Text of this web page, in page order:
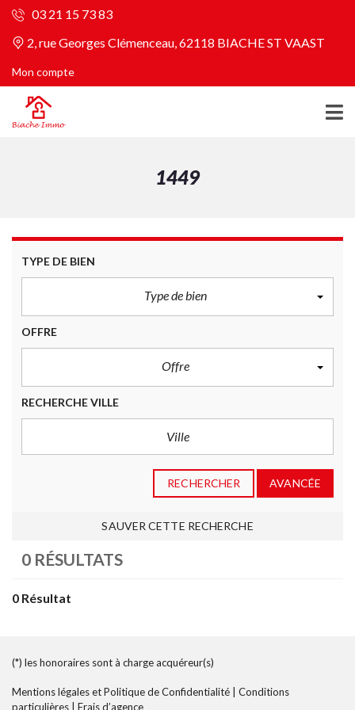
03 21 15 73 83
2, rue Georges Clémenceau, 62118 BIACHE ST VAAST
Mon compte
1449
TYPE DE BIEN
Type de bien
OFFRE
Offre
RECHERCHE VILLE
RECHERCHER AVANCÉE
SAUVER CETTE RECHERCHE
0 RÉSULTATS
0 Résultat
(*) les honoraires sont à charge acquéreur(s)
Mentions légales et Politique de Confidentialité
Conditions
particulières
Frais d’agence